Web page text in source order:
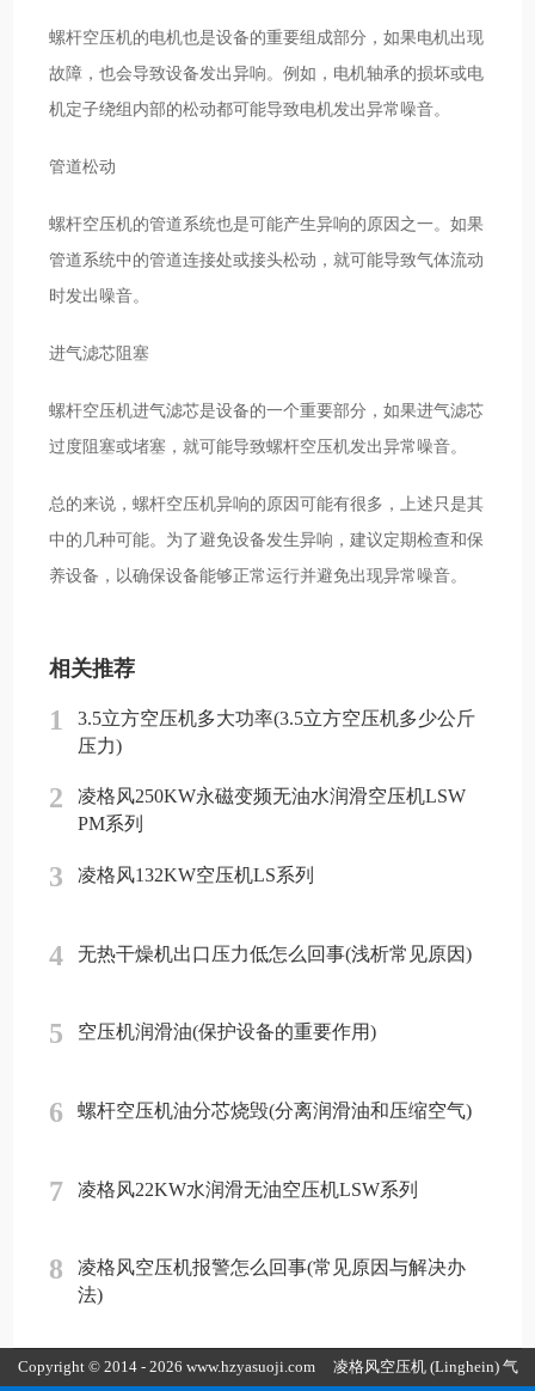
螺杆空压机的电机也是设备的重要组成部分，如果电机出现
故障，也会导致设备发出异响。例如，电机轴承的损坏或电
机定子绕组内部的松动都可能导致电机发出异常噪音。
管道松动
螺杆空压机的管道系统也是可能产生异响的原因之一。如果
管道系统中的管道连接处或接头松动，就可能导致气体流动
时发出噪音。
进气滤芯阻塞
螺杆空压机进气滤芯是设备的一个重要部分，如果进气滤芯
过度阻塞或堵塞，就可能导致螺杆空压机发出异常噪音。
总的来说，螺杆空压机异响的原因可能有很多，上述只是其
中的几种可能。为了避免设备发生异响，建议定期检查和保
养设备，以确保设备能够正常运行并避免出现异常噪音。
相关推荐
1
3.5立方空压机多大功率(3.5立方空压机多少公斤
压力)
2
凌格风250KW永磁变频无油水润滑空压机LSW
PM系列
3 凌格风132KW空压机LS系列
4 无热干燥机出口压力低怎么回事(浅析常见原因)
5 空压机润滑油(保护设备的重要作用)
6 螺杆空压机油分芯烧毁(分离润滑油和压缩空气)
7 凌格风22KW水润滑无油空压机LSW系列
8
凌格风空压机报警怎么回事(常见原因与解决办
法)
Copyright © 2014 - 2026 www.hzyasuoji.com 凌格风空压机 (Linghein) 气